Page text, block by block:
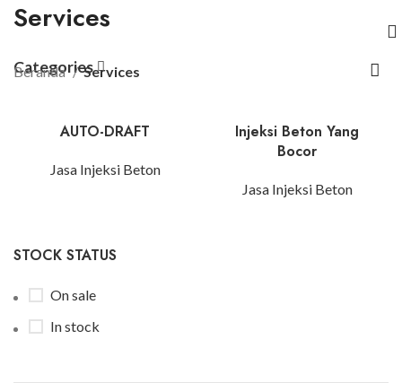
Services
Categories
STOCK STATUS
On sale
In stock
Beranda Services
AUTO-DRAFT
Jasa Injeksi Beton
Injeksi Beton Yang
Bocor
Jasa Injeksi Beton